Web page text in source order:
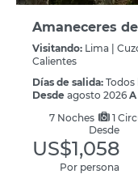
Amaneceres
Visitando: Lima |
Calientes
Días de salida: Todos
Desde agosto 2026 A
7 Noches 1
Desde
US$1,058
Por persona